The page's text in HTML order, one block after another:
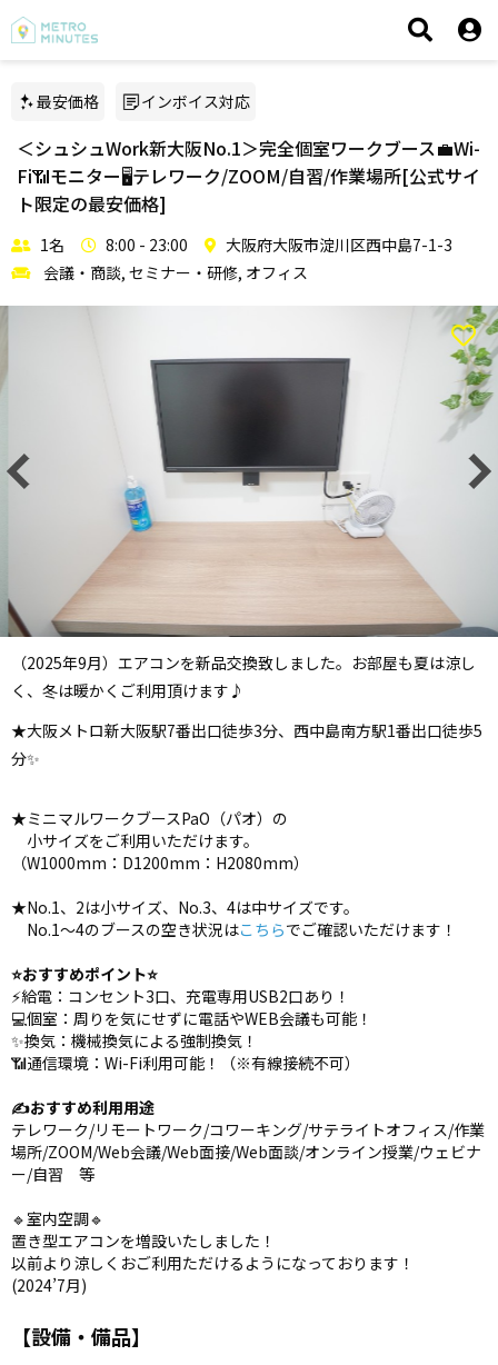
最安価格 インボイス対応
＜シュシュWork新大阪No.1＞完全個室ワークブース💼Wi-
Fi📶モニター🖥テレワーク/ZOOM/自習/作業場所[公式サイ
ト限定の最安価格]
1名 8:00 - 23:00
大阪府大阪市淀川区西中島7-1-3
会議・商談, セミナー・研修, オフィス
（2025年9月）エアコンを新品交換致しました。お部屋も夏は涼し
く、冬は暖かくご利用頂けます♪
★大阪メトロ新大阪駅7番出口徒歩3分、西中島南方駅1番出口徒歩5
分✨
★ミニマルワークブースPaO（パオ）の
小サイズをご利用いただけます。
（W1000mm：D1200mm：H2080mm）
★No.1、2は小サイズ、No.3、4は中サイズです。
No.1〜4のブースの空き状況はこちらでご確認いただけます！
⭐️おすすめポイント⭐️
⚡️給電：コンセント3口、充電専用USB2口あり！
💻個室：周りを気にせずに電話やWEB会議も可能！
✨換気：機械換気による強制換気！
📶通信環境：Wi-Fi利用可能！（※有線接続不可）
✍️おすすめ利用用途
テレワーク/リモートワーク/コワーキング/サテライトオフィス/作業
場所/ZOOM/Web会議/Web面接/Web面談/オンライン授業/ウェビナ
ー/自習 等
🔹室内空調🔹
置き型エアコンを増設いたしました！
以前より涼しくおご利用ただけるようになっております！
(2024’7月)
【設備・備品】